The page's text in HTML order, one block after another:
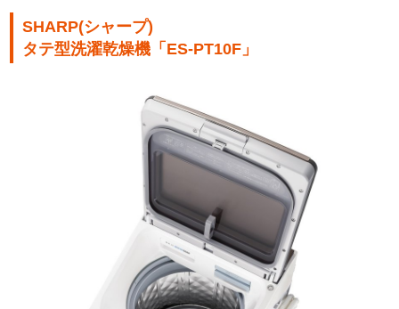
SHARP(シャープ)
タテ型洗濯乾燥機「ES-PT10F」